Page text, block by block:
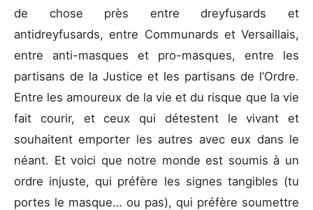
de chose près entre dreyfusards et
antidreyfusards, entre Communards et Versaillais,
entre anti-masques et pro-masques, entre les
partisans de la Justice et les partisans de l’Ordre.
Entre les amoureux de la vie et du risque que la vie
fait courir, et ceux qui détestent le vivant et
souhaitent emporter les autres avec eux dans le
néant. Et voici que notre monde est soumis à un
ordre injuste, qui préfère les signes tangibles (tu
portes le masque… ou pas), qui préfère soumettre